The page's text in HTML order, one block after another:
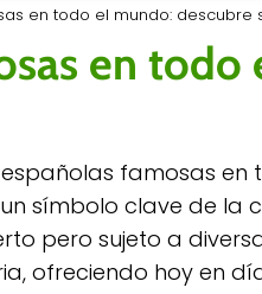
en todo el mundo: descubre
en
famosas en
símbolo clave de la
pero sujeto a
ofreciendo hoy en